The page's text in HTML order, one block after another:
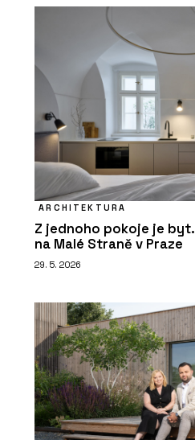
ARCHITEKTURA
Z jednoho pokoje je
na Malé Straně v Praze
29. 5. 2026